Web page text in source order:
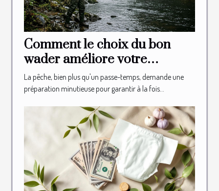
Comment le choix du bon
wader améliore votre
expérience de pêche ?
La pêche, bien plus qu'un passe-temps, demande une
préparation minutieuse pour garantir à la fois...